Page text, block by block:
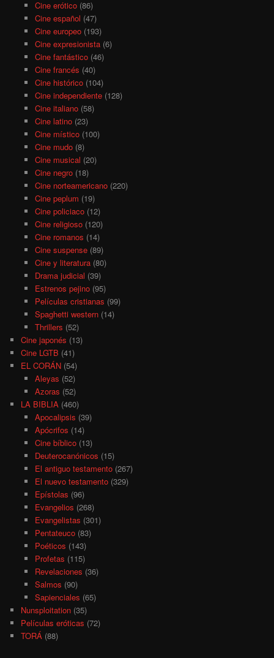
Cine erótico(86)
Cine español (47)
Cine europeo(193)
Cine expresionista(6)
Cine fantástico(46)
Cine francés (40)
Cine histórico(104)
Cine independiente(128)
Cine italiano(58)
Cine latino(23)
Cine místico(100)
Cine mudo(8)
Cine musical (20)
Cine negro(18)
Cine norteamericano(220)
Cine peplum (19)
Cine policiaco(12)
Cine religioso(120)
Cine romanos (14)
Cine suspense(89)
Cine y literatura(80)
Drama judicial (39)
Estrenos pejino(95)
Películas cristianas (99)
Spaghetti western(14)
Thrillers (52)
Cine japonés (13)
Cine LGTB (41)
EL CORÁN (54)
Aleyas (52)
Azoras (52)
LA BIBLIA (460)
Apocalipsis (39)
Apócrifos (14)
Cine bíblico(13)
Deuterocanónicos (15)
El antiguo testamento(267)
El nuevo testamento(329)
Epístolas (96)
Evangelios (268)
Evangelistas (301)
Pentateuco(83)
Poéticos (143)
Profetas (115)
Revelaciones (36)
Salmos (90)
Sapienciales (65)
Nunsploitation (35)
Películas eróticas (72)
TORÁ (88)